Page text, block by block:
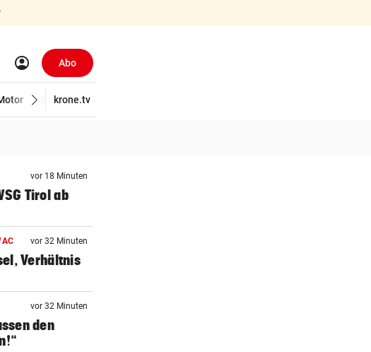
Suchen
account_circle Abo
Wirtschaft
krone.tv
vor 18 Minuten
Tirol ab
vor 32 Minuten
Verhältnis
vor 32 Minuten
den